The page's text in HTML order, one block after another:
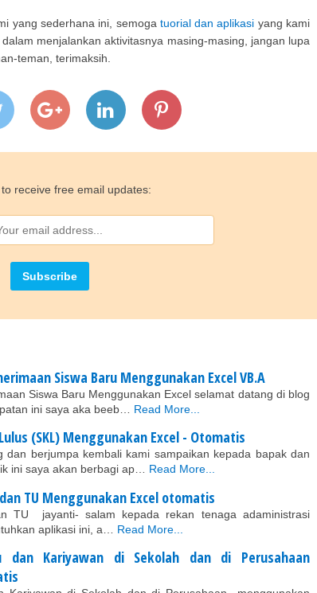
yang sederhana ini, semoga tuorial dan aplikasi yang kami
menjalankan aktivitasnya masing-masing, jangan lupa
teman, terimaksih.
receive free email updates:
Siswa Baru Menggunakan Excel VB.A
Siswa Baru Menggunakan Excel selamat datang di blog
ini saya aka beeb…
Read More...
(SKL) Menggunakan Excel - Otomatis
dan berjumpa kembali kami sampaikan kepada bapak dan
ini saya akan berbagi ap… Read More...
TU Menggunakan Excel otomatis
TU jayanti- salam kepada rekan tenaga adaministrasi
aplikasi ini, a…
Read More...
dan Kariyawan di Sekolah dan di Perusahaan